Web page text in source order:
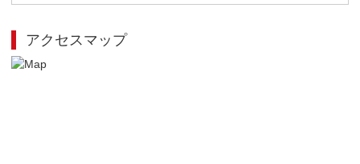
アクセスマップ